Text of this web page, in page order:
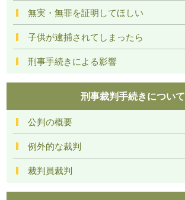
無実・無罪を証明してほしい
子供が逮捕されてしまったら
刑事手続きによる影響
刑事裁判手続きについて
公判の概要
例外的な裁判
裁判員裁判